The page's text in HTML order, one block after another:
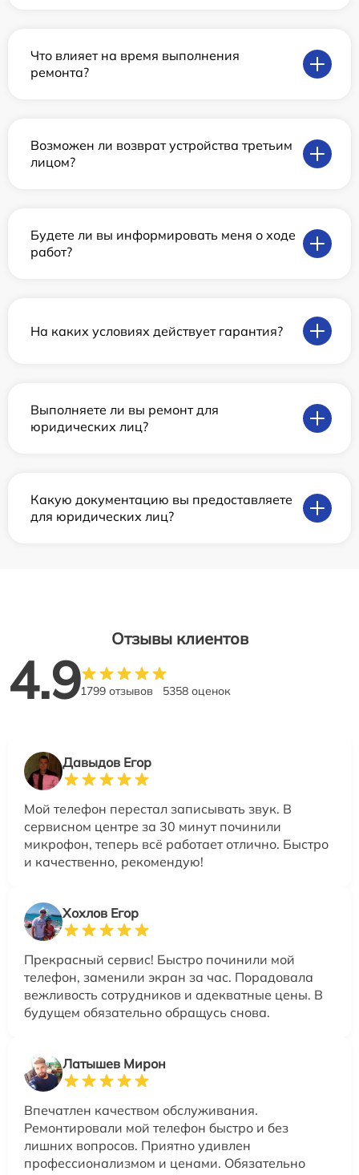
Что влияет на время выполнения
ремонта?
Возможен ли возврат устройства третьим
лицом?
Будете ли вы информировать меня о ходе
работ?
На каких условиях действует гарантия?
Выполняете ли вы ремонт для
юридических лиц?
Какую документацию вы предоставляете
для юридических лиц?
Отзывы клиентов
4.91799 отзывов 5358 оценок
Давыдов Егор
Мой телефон перестал записывать звук. В
сервисном центре за 30 минут починили
микрофон, теперь всё работает отлично. Быстро
и качественно, рекомендую!
Хохлов Егор
Прекрасный сервис! Быстро починили мой
телефон, заменили экран за час. Порадовала
вежливость сотрудников и адекватные цены. В
будущем обязательно обращусь снова.
Латышев Мирон
Впечатлен качеством обслуживания.
Ремонтировали мой телефон быстро и без
лишних вопросов. Приятно удивлен
профессионализмом и ценами. Обязательно